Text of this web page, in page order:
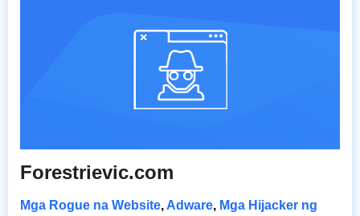
Forestrievic.com
Mga Rogue na Website, Adware, Mga Hijacker ng